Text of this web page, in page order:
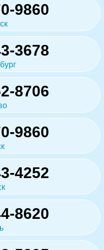
9860
3678
8706
9860
4252
8620